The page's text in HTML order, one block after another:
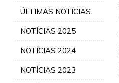
ÚLTIMAS NOTÍCIAS
NOTÍCIAS 2025
NOTÍCIAS 2024
NOTÍCIAS 2023